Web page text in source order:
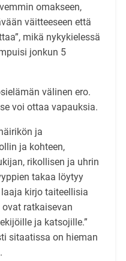
omakseen,
väitteeseen että
mikä nykykielessä
jonkun 5
välinen ero.
voi ottaa vapauksia.
ja
ja kohteen,
rikollisen ja uhrin
takaa löytyy
kirjo taiteellisia
ratkaisevan
ja katsojille.”
sitaatissa on hieman